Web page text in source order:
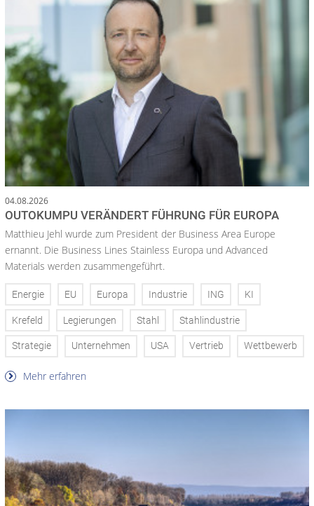
04.08.2026
OUTOKUMPU VERÄNDERT FÜHRUNG FÜR EUROPA
Matthieu Jehl wurde zum President der Business Area Europe
ernannt. Die Business Lines Stainless Europa und Advanced
Materials werden zusammengeführt.
Energie EU Europa Industrie ING KI
Krefeld Legierungen Stahl Stahlindustrie
Strategie Unternehmen USA Vertrieb Wettbewerb
Mehr erfahren